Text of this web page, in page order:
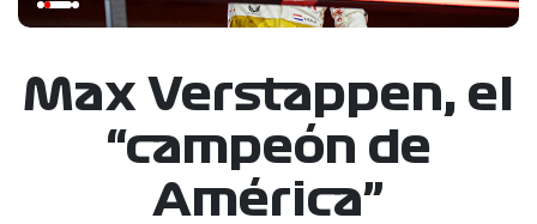
Max Verstappen, el
“campeón de
América”